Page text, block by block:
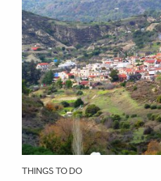
THINGS TO DO